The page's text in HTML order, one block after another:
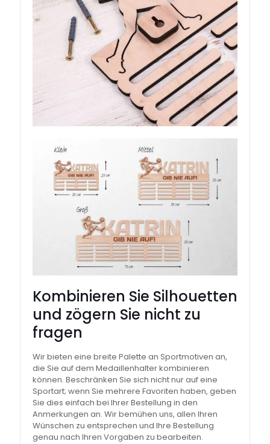
Kombinieren Sie Silhouetten
und zögern Sie nicht zu
fragen
Wir bieten eine breite Palette an Sportmotiven an,
die Sie auf dem Medaillenhalter kombinieren
können. Beschränken Sie sich nicht nur auf eine
Sportart; wenn Sie mehrere Favoriten haben, geben
Sie dies einfach bei Ihrer Bestellung in den
Anmerkungen an. Wir bemühen uns, allen Ihren
Wünschen zu entsprechen und Ihre Bestellung
genau nach Ihren Vorgaben zu bearbeiten.